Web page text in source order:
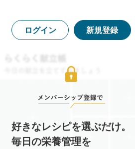
ログイン 新規登録
好きなレシピを選ぶだけ。
毎日の栄養管理を